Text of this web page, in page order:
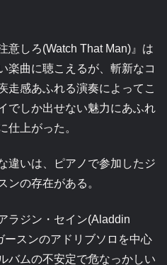
意しろ(Watch That Man)』は
楽曲に聴こえるが、斬新なコ
走感あふれる演奏によってこ
でしか出せない魅力にあふれ
仕上がった。
違いは、ピアノで参加したジ
ンの存在がある。
ラジン・セイン(Aladdin
スンのアドリブソロを中心
バムの不安定で危なっかしい